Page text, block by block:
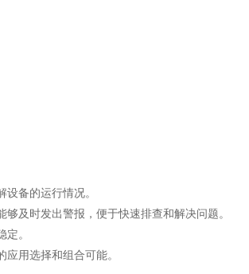
备的运行情况。
及时发出警报，便于快速排查和解决问题。
。
用选择和组合可能。